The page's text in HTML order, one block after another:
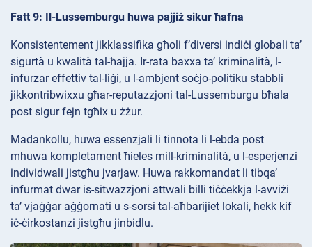
Fatt 9: Il-Lussemburgu huwa pajjiż sikur ħafna
Konsistentement jikklassifika għoli f’diversi indiċi globali ta’
sigurtà u kwalità tal-ħajja. Ir-rata baxxa ta’ kriminalità, l-
infurzar effettiv tal-liġi, u l-ambjent soċjo-politiku stabbli
jikkontribwixxu għar-reputazzjoni tal-Lussemburgu bħala
post sigur fejn tgħix u żżur.
Madankollu, huwa essenzjali li tinnota li l-ebda post
mhuwa kompletament ħieles mill-kriminalità, u l-esperjenzi
individwali jistgħu jvarjaw. Huwa rakkomandat li tibqa’
infurmat dwar is-sitwazzjoni attwali billi tiċċekkja l-avviżi
ta’ vjaġġar aġġornati u s-sorsi tal-aħbarijiet lokali, hekk kif
iċ-ċirkostanzi jistgħu jinbidlu.